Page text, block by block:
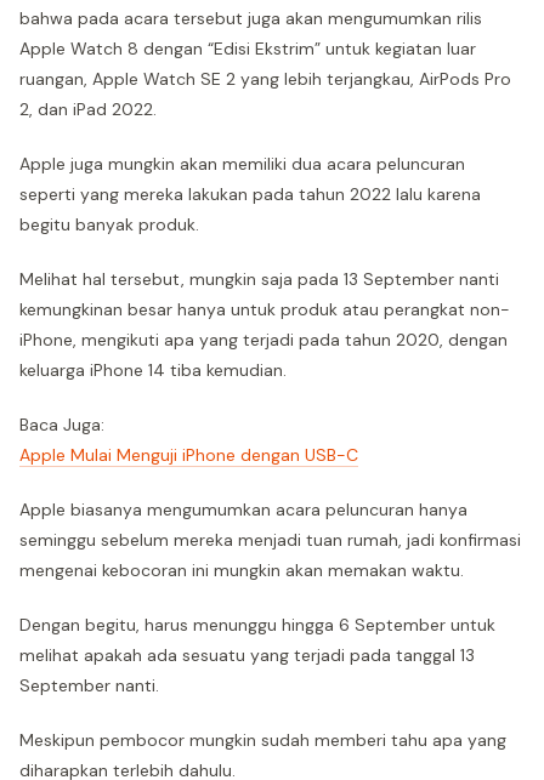
bahwa pada acara tersebut juga akan mengumumkan rilis
Apple Watch 8 dengan “Edisi Ekstrim” untuk kegiatan luar
ruangan, Apple Watch SE 2 yang lebih terjangkau, AirPods Pro
2, dan iPad 2022.
Apple juga mungkin akan memiliki dua acara peluncuran
seperti yang mereka lakukan pada tahun 2022 lalu karena
begitu banyak produk.
Melihat hal tersebut, mungkin saja pada 13 September nanti
kemungkinan besar hanya untuk produk atau perangkat non-
iPhone, mengikuti apa yang terjadi pada tahun 2020, dengan
keluarga iPhone 14 tiba kemudian.
Baca Juga:
Apple Mulai Menguji iPhone dengan USB-C
Apple biasanya mengumumkan acara peluncuran hanya
seminggu sebelum mereka menjadi tuan rumah, jadi konfirmasi
mengenai kebocoran ini mungkin akan memakan waktu.
Dengan begitu, harus menunggu hingga 6 September untuk
melihat apakah ada sesuatu yang terjadi pada tanggal 13
September nanti.
Meskipun pembocor mungkin sudah memberi tahu apa yang
diharapkan terlebih dahulu.